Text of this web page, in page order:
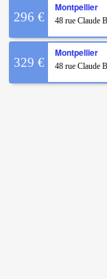
296 €
Montpellier
48 rue Claude
329 €
Montpellier
48 rue Claude